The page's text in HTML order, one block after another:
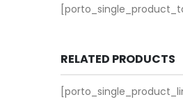
RELATED PRODUCTS